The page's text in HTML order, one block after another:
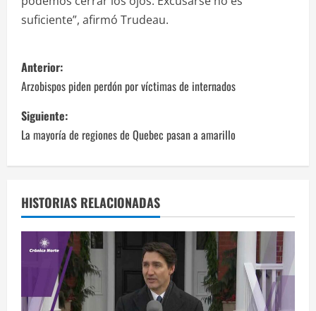
suficiente”, afirmó Trudeau.
N
a
v
e
a
c
ó
Anterior:
Arzobispos piden perdón por víctimas de internados
Siguiente:
La mayoría de regiones de Quebec pasan a amarillo
HISTORIAS RELACIONADAS